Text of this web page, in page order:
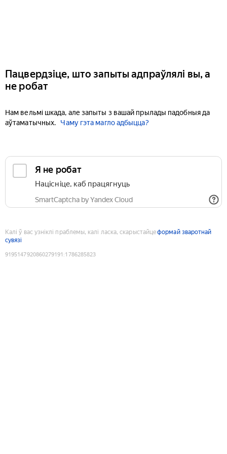
Пацвердзіце, што запыты адпраўлялі вы, а
не робат
Нам вельмі шкада, але запыты з вашай прылады падобныя да
аўтаматычных.
Чаму гэта магло адбыцца?
Я не робат
Націсніце, каб працягнуць
SmartCaptcha by Yandex Cloud
Калі ў вас узніклі праблемы, калі ласка, скарыстайцеформай зваротнай
сувязі
9195147920860279191 :1786285823